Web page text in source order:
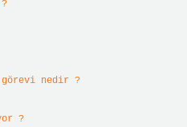
görevi nedir ?
?